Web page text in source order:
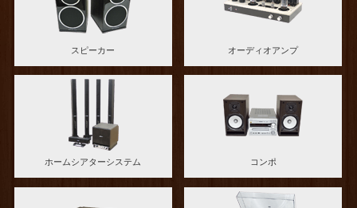
スピーカー オーディオアンプ
ホームシアターシステム コンポ